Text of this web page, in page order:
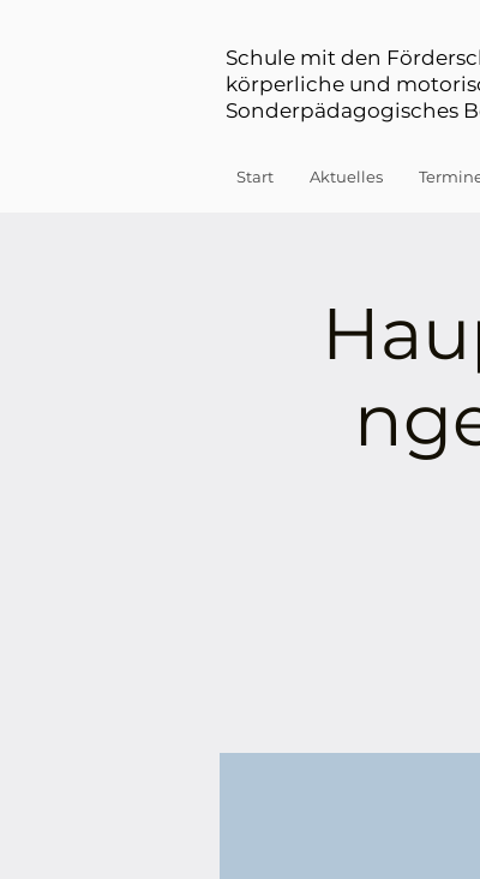
Schule mit den
körperliche und
Sonderpädagogisches
Start Aktuelles